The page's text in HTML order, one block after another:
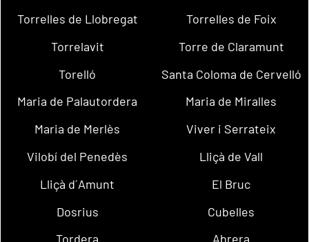
Torrelles de Llobregat
Torrelles de Foix
Torrelavit
Torre de Claramunt
Torelló
Santa Coloma de Cervelló
Maria de Palautordera
Maria de Miralles
Maria de Merlès
Viver i Serrateix
Vilobí del Penedès
Lliçà de Vall
Lliçà d´Amunt
El Bruc
Dosrius
Cubelles
Tordera
Abrera